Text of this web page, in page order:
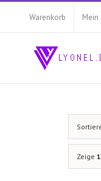
Zum
Warenkorb
Zeige